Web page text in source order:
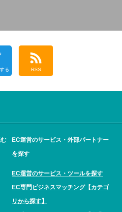
る RSS
EC運営のサービス・外部パートナー
を探す
EC運営のサービス・ツールを探す
EC専門ビジネスマッチング【カテゴ
リから探す】